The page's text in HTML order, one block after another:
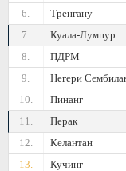
6.
Тренгану
7.
Куала-Лумпур
8.
ПДРМ
9.
Негери
10.
Пинанг
11.
Перак
12.
Келантан
13.
Кучинг